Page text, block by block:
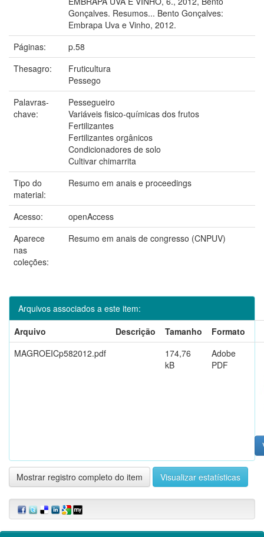
Gonçalves. Resumos... Bento Gonçalves:
Embrapa Uva e Vinho, 2012.
Páginas:
p.58
Thesagro:
Fruticultura
Pessego
Palavras-
chave:
Pessegueiro
Variáveis fisico-químicas dos frutos
Fertilizantes
Fertilizantes orgânicos
Condicionadores de solo
Cultivar chimarrita
Tipo do
material:
Resumo em anais e proceedings
Acesso:
openAccess
Aparece
nas
coleções:
Resumo em anais de congresso (CNPUV)
Arquivos associados a este item:
Arquivo
Descrição Tamanho
Formato
MAGROEICp582012.pdf
174,76
kB
Adobe
PDF
Mostrar registro completo do item Visualizar estatísticas